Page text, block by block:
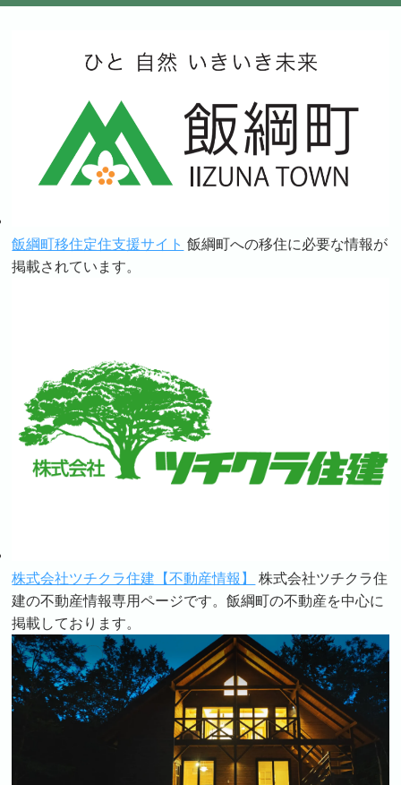
飯綱町移住定住支援サイト 飯綱町への移住に必要な情報が
掲載されています。
株式会社ツチクラ住建【不動産情報】
株式会社ツチクラ住
建の不動産情報専用ページです。飯綱町の不動産を中心に
掲載しております。